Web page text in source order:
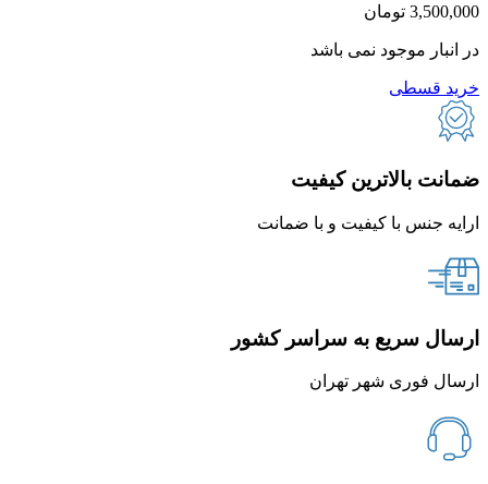
3,500,000 تومان
در انبار موجود نمی باشد
خرید قسطی
ضمانت بالاترین کیفیت
ارایه جنس با کیفیت و با ضمانت
ارسال سریع به سراسر کشور
ارسال فوری شهر تهران